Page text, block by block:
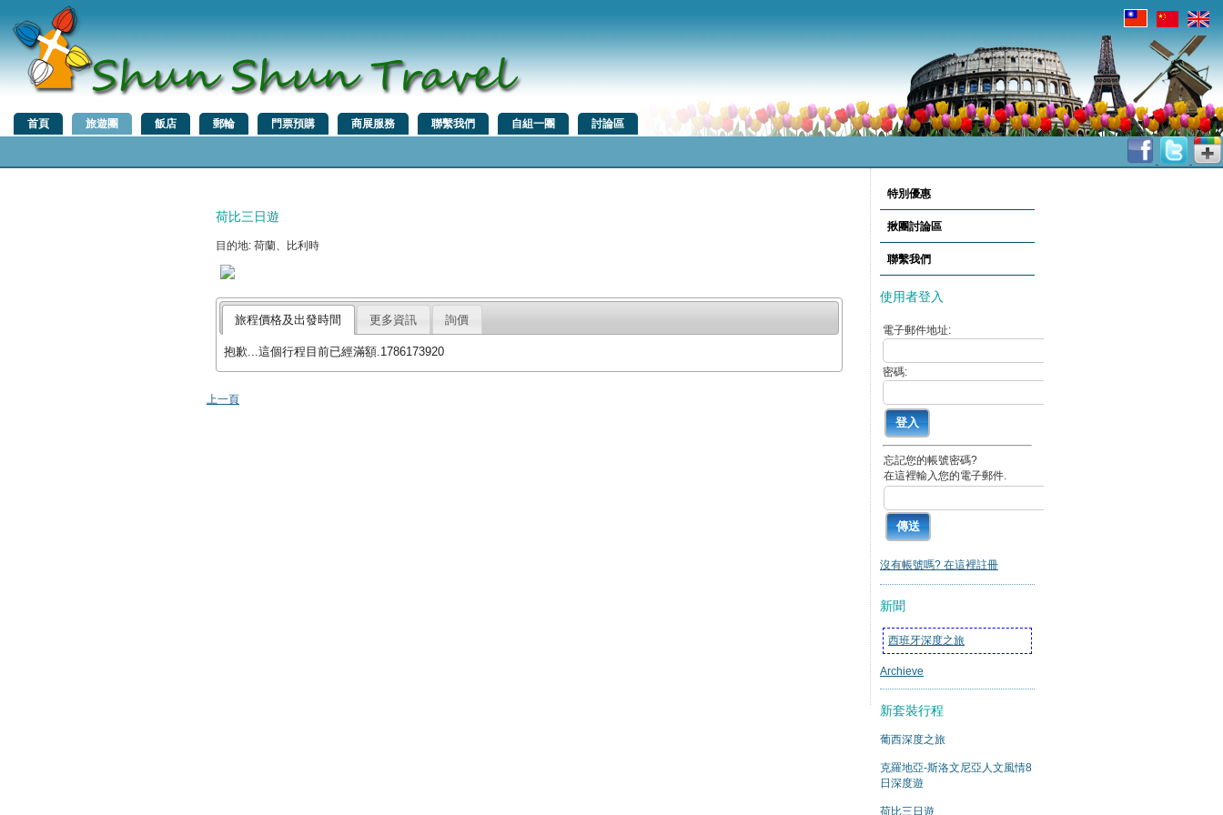
首頁 旅遊團 飯店 郵輪 門票預購 商展服務 聯繫我們 自組一團 討論區
荷比三日遊
目的地: 荷蘭、比利時
旅程價格及出發時間 更多資訊 詢價
抱歉...這個行程目前已經滿額.1786173920
上一頁
特別優惠
揪團討論區
聯繫我們
使用者登入
電子郵件地址:
密碼:
忘記您的帳號密碼?
在這裡輸入您的電子郵件.
沒有帳號嗎? 在這裡註冊
新聞
西班牙深度之旅
Archieve
新套裝行程
葡西深度之旅
克羅地亞-斯洛文尼亞人文風情8
日深度遊
荷比三日遊